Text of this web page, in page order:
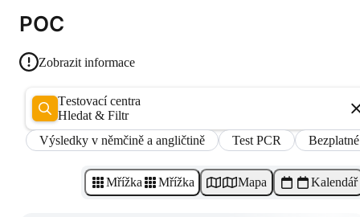
POC
Zobrazit informace
Testovací centra
Hledat & Filtr
Výsledky v němčině a angličtině
Test PCR
Mřížka Mřížka Mapa Kalendář